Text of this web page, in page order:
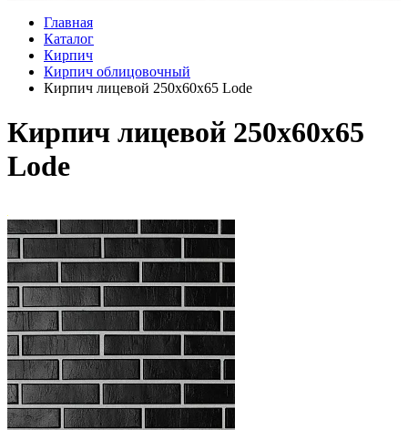
Главная
Каталог
Кирпич
Кирпич облицовочный
Кирпич лицевой 250х60х65 Lode
Кирпич лицевой 250х60х65
Lode